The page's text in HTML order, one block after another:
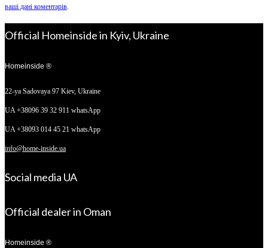
ваші дані коментарів.
Official Homeinside in Kyiv, Ukraine
Homeinside ®
22-ya Sadovaya 97 Kiev, Ukraine
UA +38096 39 32 911 whatsApp
UA +38093 014 45 21 whatsApp
info@home-inside.ua
Social media UA
Official dealer in Oman
Homeinside ®